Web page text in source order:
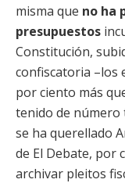
misma que no ha
presupuestos
Constitución,
confiscatoria –los
por ciento más
tenido de número
se ha querellado
de El Debate, por
archivar pleitos